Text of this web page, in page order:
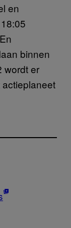
en
binnen
wordt er